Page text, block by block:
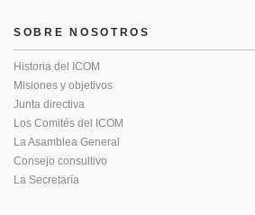
SOBRE NOSOTROS
Historia del ICOM
Misiones y objetivos
Junta directiva
Los Comités del ICOM
La Asamblea General
Consejo consultivo
La Secretaría